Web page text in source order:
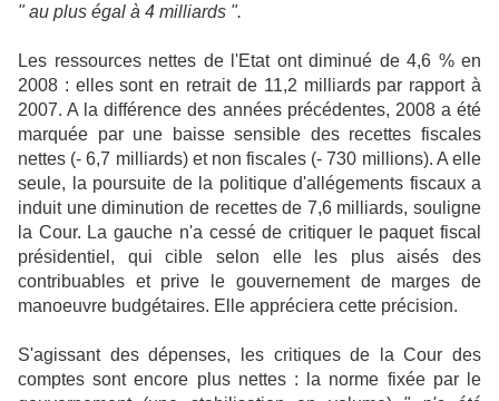
" au plus égal à 4 milliards ".
Les ressources nettes de l'Etat ont diminué de 4,6 % en
2008 : elles sont en retrait de 11,2 milliards par rapport à
2007. A la différence des années précédentes, 2008 a été
marquée par une baisse sensible des recettes fiscales
nettes (- 6,7 milliards) et non fiscales (- 730 millions). A elle
seule, la poursuite de la politique d'allégements fiscaux a
induit une diminution de recettes de 7,6 milliards, souligne
la Cour. La gauche n'a cessé de critiquer le paquet fiscal
présidentiel, qui cible selon elle les plus aisés des
contribuables et prive le gouvernement de marges de
manoeuvre budgétaires. Elle appréciera cette précision.
S'agissant des dépenses, les critiques de la Cour des
comptes sont encore plus nettes : la norme fixée par le